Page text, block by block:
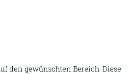
den gewünschten Bereich. Diese